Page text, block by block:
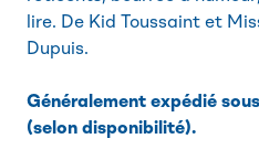
lire. De Kid Toussaint et
Dupuis.
Généralement expédié
(selon disponibilité).